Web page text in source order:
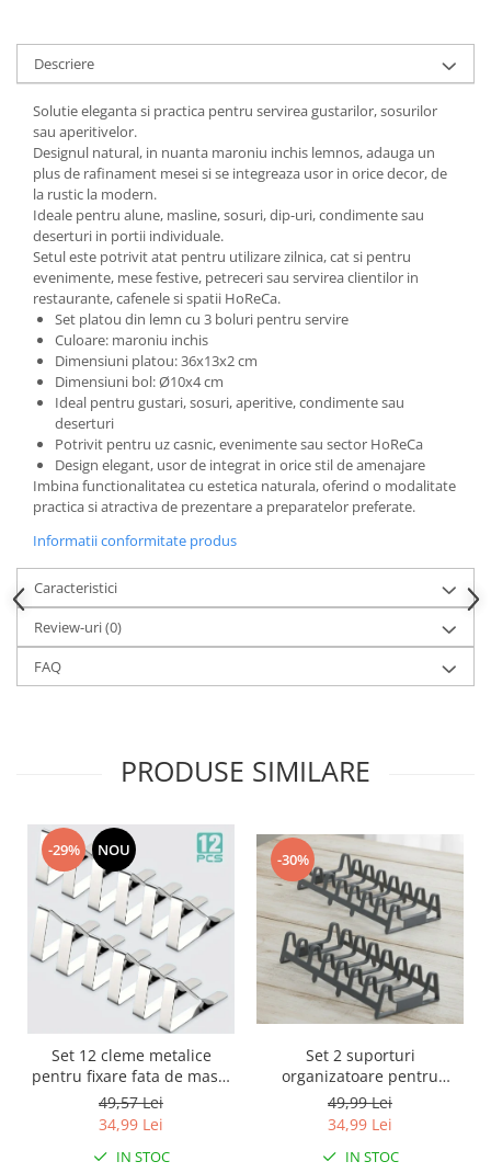
Promotii
Articole de vara
Genti termoizolante
Accesorii inot si gonflabile
Jucarii de plaja
Genti de plaja
Piscine gonflabile
Prosoape si rogojini
Evantaie
HoReCa
Descriere
Solutie eleganta si practica pentru servirea gustarilor, sosurilor
sau aperitivelor.
Designul natural, in nuanta maroniu inchis lemnos, adauga un
plus de rafinament mesei si se integreaza usor in orice decor, de
la rustic la modern.
Ideale pentru alune, masline, sosuri, dip-uri, condimente sau
deserturi in portii individuale.
Setul este potrivit atat pentru utilizare zilnica, cat si pentru
evenimente, mese festive, petreceri sau servirea clientilor in
restaurante, cafenele si spatii HoReCa.
Set platou din lemn cu 3 boluri pentru servire
Culoare: maroniu inchis
Dimensiuni platou: 36x13x2 cm
Dimensiuni bol: Ø10x4 cm
Ideal pentru gustari, sosuri, aperitive, condimente sau
deserturi
Potrivit pentru uz casnic, evenimente sau sector HoReCa
Design elegant, usor de integrat in orice stil de amenajare
Imbina functionalitatea cu estetica naturala, oferind o modalitate
practica si atractiva de prezentare a preparatelor preferate.
Informatii conformitate produs
Caracteristici
Review-uri(0)
FAQ
PRODUSE SIMILARE
-29% NOU
Set 12 cleme metalice
pentru fixare fata de masa,
7.2x4.6x1.2 cm, accesoriu
Horeca, pentru restaurante,
cafenele, terase, hoteluri
sau evenimente
49,57 Lei
34,99 Lei
IN STOC
-30%
Set 2 suporturi
organizatoare pentru
farfurii, capace si tocatoare,
29x13x6.5 cm
49,99 Lei
34,99 Lei
IN STOC